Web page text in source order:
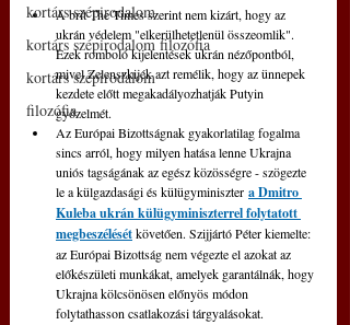
kortárs szépirodalom
kortárs szépirodalom filozófia
kortárs szépirodalom
filozófia
A brit The Times szerint nem kizárt, hogy az
ukrán védelem "elkerülhetetlenül összeomlik".
Ezek romboló kijelentések ukrán nézőpontból,
mivel Zelenszkijék azt remélik, hogy az ünnepek
kezdete előtt megakadályozhatják Putyin
győzelmét.
Az Európai Bizottságnak gyakorlatilag fogalma
sincs arról, hogy milyen hatása lenne Ukrajna
uniós tagságának az egész közösségre - szögezte
le a külgazdasági és külügyminiszter a Dmitro
Kuleba ukrán külügyminiszterrel folytatott
megbeszélését követően. Szijjártó Péter kiemelte:
az Európai Bizottság nem végezte el azokat az
előkészületi munkákat, amelyek garantálnák, hogy
Ukrajna kölcsönösen előnyös módon
folytathasson csatlakozási tárgyalásokat.